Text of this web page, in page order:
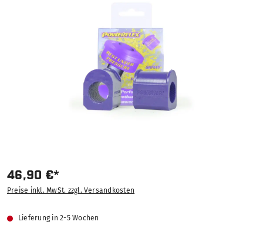
46,90 €*
Preise inkl. MwSt. zzgl. Versandkosten
Lieferung in 2-5 Wochen